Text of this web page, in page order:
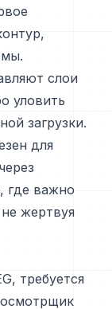
слои
уловить
загрузки.
для
где важно
жертвуя
требуется